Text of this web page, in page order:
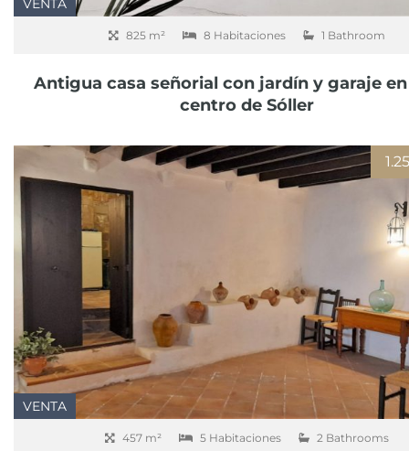
VENTA
825 m² 8 Habitaciones 1 Bathroom
Antigua casa señorial con jardín y garaje
centro de Sóller
VENTA
457 m² 5 Habitaciones 2 Bathrooms